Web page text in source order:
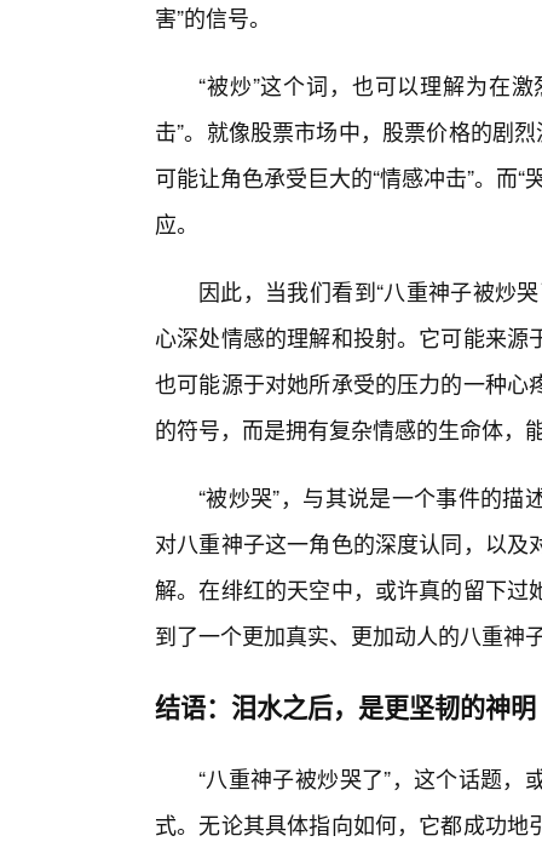
害”的信号。
“被炒”这个词，也可以理解为在
击”。就像股票市场中，股票价格的剧
可能让角色承受巨大的“情感冲击”。而
应。
因此，当我们看到“八重神子被炒
心深处情感的理解和投射。它可能来
也可能源于对她所承受的压力的一种
的符号，而是拥有复杂情感的生命体，
“被炒哭”，与其说是一个事件的
对八重神子这一角色的深度认同，以
解。在绯红的天空中，或许真的留下
到了一个更加真实、更加动人的八重神
结语：泪水之后，是更坚韧的神明
“八重神子被炒哭了”，这个话题
式。无论其具体指向如何，它都成功